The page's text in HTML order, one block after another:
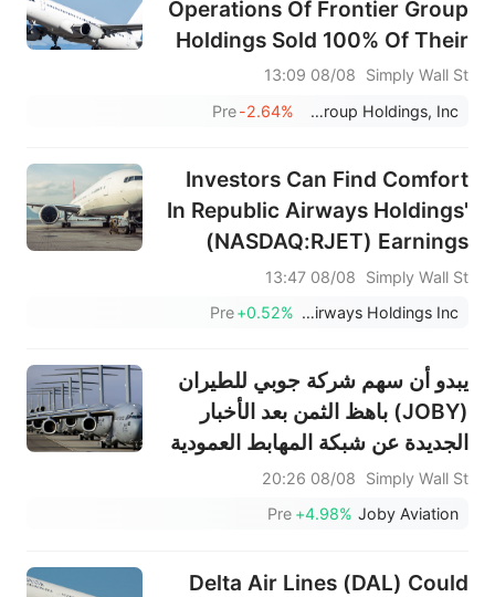
Operations Of Frontier Group
Holdings Sold 100% Of Their
Shares
Simply Wall St
08/08 13:09
Frontier Group Holdings, Inc.
-2.64%
Pre
Investors Can Find Comfort
In Republic Airways Holdings'
(NASDAQ:RJET) Earnings
Quality
Simply Wall St
08/08 13:47
Republic Airways Holdings Inc.
+0.52%
Pre
يبدو أن سهم شركة جوبي للطيران
(JOBY) باهظ الثمن بعد الأخبار
الجديدة عن شبكة المهابط العمودية
Simply Wall St
08/08 20:26
Joby Aviation
+4.98%
Pre
Delta Air Lines (DAL) Could